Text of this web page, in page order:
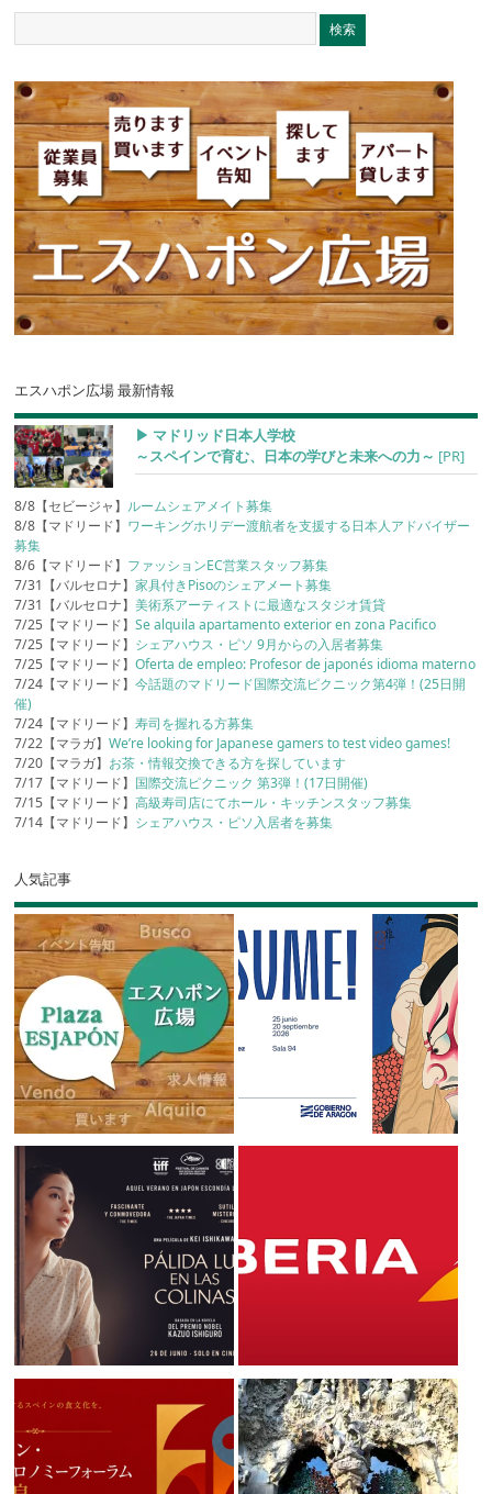
エスハポン広場 最新情報
▶︎ マドリッド日本人学校
～スペインで育む、日本の学びと未来への力～ [PR]
8/8【セビージャ】 ルームシェアメイト募集
8/8【マドリード】 ワーキングホリデー渡航者を支援する日本人アドバイザー
募集
8/6【マドリード】 ファッションEC営業スタッフ募集
7/31【バルセロナ】家具付きPisoのシェアメート募集
7/31【バルセロナ】美術系アーティストに最適なスタジオ賃貸
7/25【マドリード】Se alquila apartamento exterior en zona Pacifico
7/25【マドリード】 シェアハウス・ピソ 9月からの入居者募集
7/25【マドリード】Oferta de empleo: Profesor de japonés idioma materno
7/24【マドリード】今話題のマドリード国際交流ピクニック第4弾！(25日開
催)
7/24【マドリード】寿司を握れる方募集
7/22【マラガ】We’re looking for Japanese gamers to test video games!
7/20【マラガ】 お茶・情報交換できる方を探しています
7/17【マドリード】 国際交流ピクニック 第3弾！(17日開催)
7/15【マドリード】高級寿司店にてホール・キッチンスタッフ募集
7/14【マドリード】 シェアハウス・ピソ入居者を募集
人気記事